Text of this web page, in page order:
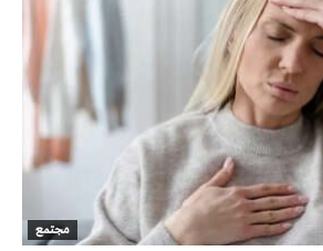
مجتمع